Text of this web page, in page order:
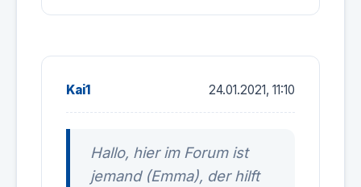
Kai1 24.01.2021, 11:10
Hallo, hier im Forum ist
jemand (Emma), der hilft